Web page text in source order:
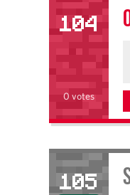
104
0 votes
105